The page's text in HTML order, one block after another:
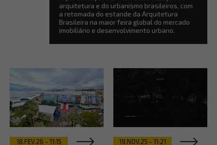
arquitetura e do urbanismo brasileiros, com
a retomada do estande da Arquitetura
Brasileira na maior feira global do mercado
imobiliário e desenvolvimento urbano.
18.FEV.26 - 11:15 19.NOV.25 - 11:21